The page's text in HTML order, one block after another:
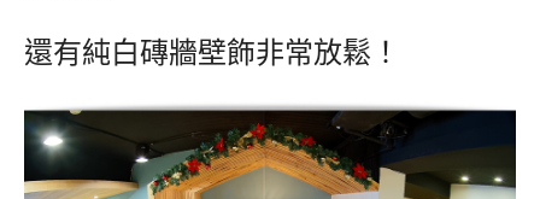
還有純白磚牆壁飾非常放鬆！